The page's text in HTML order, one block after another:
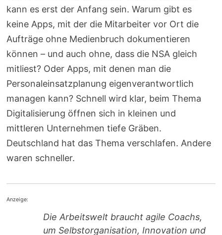
kann es erst der Anfang sein. Warum gibt es
keine Apps, mit der die Mitarbeiter vor Ort die
Aufträge ohne Medienbruch dokumentieren
können – und auch ohne, dass die NSA gleich
mitliest? Oder Apps, mit denen man die
Personaleinsatzplanung eigenverantwortlich
managen kann? Schnell wird klar, beim Thema
Digitalisierung öffnen sich in kleinen und
mittleren Unternehmen tiefe Gräben.
Deutschland hat das Thema verschlafen. Andere
waren schneller.
Anzeige:
Die Arbeitswelt braucht agile Coachs,
um Selbstorganisation, Innovation und